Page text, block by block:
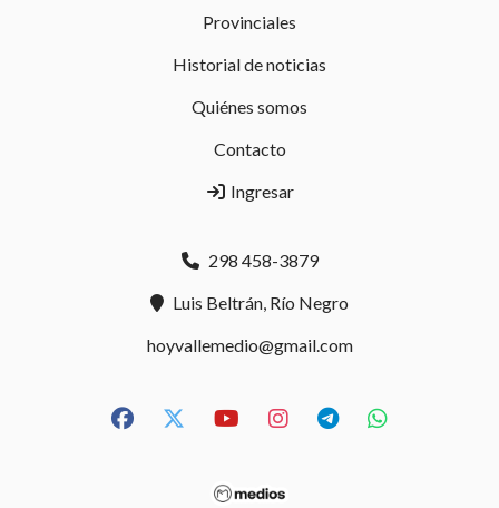
Provinciales
Historial de noticias
Quiénes somos
Contacto
Ingresar
298 458-3879
Luis Beltrán, Río Negro
hoyvallemedio@gmail.com